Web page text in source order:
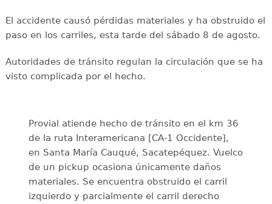
El accidente causó pérdidas materiales y ha obstruido el
paso en los carriles, esta tarde del sábado 8 de agosto.
Autoridades de tránsito regulan la circulación que se ha
visto complicada por el hecho.
Provial atiende hecho de tránsito en el km 36
de la ruta Interamericana [CA-1 Occidente],
en Santa María Cauqué, Sacatepéquez. Vuelco
de un pickup ocasiona únicamente daños
materiales. Se encuentra obstruido el carril
izquierdo y parcialmente el carril derecho